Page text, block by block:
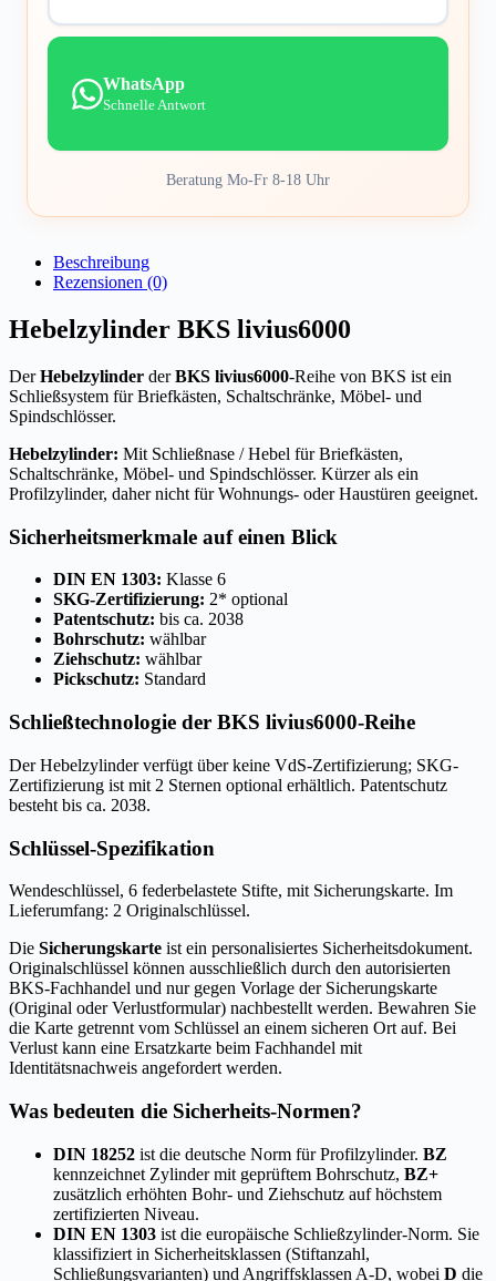
WhatsApp
Schnelle Antwort
Beratung Mo-Fr 8-18 Uhr
Beschreibung
Rezensionen (0)
Hebelzylinder BKS livius6000
DerHebelzylinder derBKS livius6000-Reihe von BKS ist ein
Schließsystem für Briefkästen, Schaltschränke, Möbel- und
Spindschlösser.
Hebelzylinder: Mit Schließnase / Hebel für Briefkästen,
Schaltschränke, Möbel- und Spindschlösser. Kürzer als ein
Profilzylinder, daher nicht für Wohnungs- oder Haustüren geeignet.
Sicherheitsmerkmale auf einen Blick
DIN EN 1303: Klasse 6
SKG-Zertifizierung: 2* optional
Patentschutz: bis ca. 2038
Bohrschutz: wählbar
Ziehschutz: wählbar
Pickschutz: Standard
Schließtechnologie der BKS livius6000-Reihe
Der Hebelzylinder verfügt über keine VdS-Zertifizierung; SKG-
Zertifizierung ist mit 2 Sternen optional erhältlich. Patentschutz
besteht bis ca. 2038.
Schlüssel-Spezifikation
Wendeschlüssel, 6 federbelastete Stifte, mit Sicherungskarte. Im
Lieferumfang: 2 Originalschlüssel.
Die Sicherungskarte ist ein personalisiertes Sicherheitsdokument.
Originalschlüssel können ausschließlich durch den autorisierten
BKS-Fachhandel und nur gegen Vorlage der Sicherungskarte
(Original oder Verlustformular) nachbestellt werden. Bewahren Sie
die Karte getrennt vom Schlüssel an einem sicheren Ort auf. Bei
Verlust kann eine Ersatzkarte beim Fachhandel mit
Identitätsnachweis angefordert werden.
Was bedeuten die Sicherheits-Normen?
DIN 18252 ist die deutsche Norm für Profilzylinder. BZ
kennzeichnet Zylinder mit geprüftem Bohrschutz, BZ+
zusätzlich erhöhten Bohr- und Ziehschutz auf höchstem
zertifizierten Niveau.
DIN EN 1303 ist die europäische Schließzylinder-Norm. Sie
klassifiziert in Sicherheitsklassen (Stiftanzahl,
Schließungsvarianten) und Angriffsklassen A-D, wobei D die